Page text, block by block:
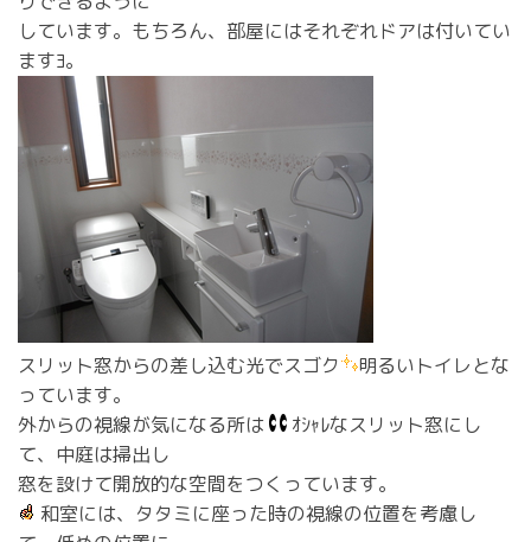
しています。もちろん、部屋にはそれぞれドアは付いてい
ますﾖ。
スリット窓からの差し込む光でスゴク
明るいトイレとな
っています。
外からの視線が気になる所は
ｵｼｬﾚなスリット窓にし
て、中庭は掃出し
窓を設けて開放的な空間をつくっています。
和室には、タタミに座った時の視線の位置を考慮し